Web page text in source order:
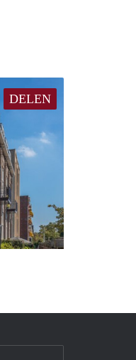
DELEN
property